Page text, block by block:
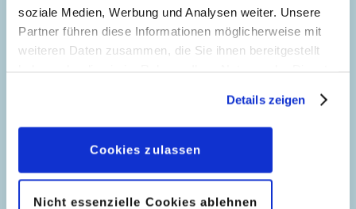
soziale Medien, Werbung und Analysen weiter. Unsere
Partner führen diese Informationen möglicherweise mit
weiteren Daten zusammen, die Sie ihnen bereitgestellt
geben, können Sie diese jederzeit in der
Datenschutzerklärungwieder widerrufen.
Details zeigen
Cookies zulassen
Nicht essenzielle Cookies ablehnen